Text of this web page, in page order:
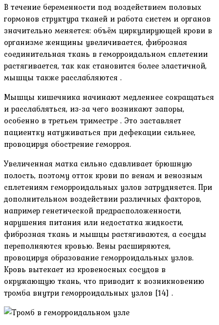
В течение беременности под воздействием половых
гормонов структура тканей и работа систем и органов
значительно меняется: объём циркулирующей крови в
организме женщины увеличивается, фиброзная
соединительная ткань в геморроидальном сплетении
растягивается, так как становится более эластичной,
мышцы также расслабляются .
Мышцы кишечника начинают медленнее сокращаться
и расслабляться, из-за чего возникают запоры,
особенно в третьем триместре . Это заставляет
пациентку натуживаться при дефекации сильнее,
провоцируя обострение геморроя.
Увеличенная матка сильно сдавливает брюшную
полость, поэтому отток крови по венам и венозным
сплетениям геморроидальных узлов затрудняется. При
дополнительном воздействии различных факторов,
например генетической предрасположенности,
нарушения питания или недостатка жидкости,
фиброзная ткань и мышцы растягиваются, а сосуды
переполняются кровью. Вены расширяются,
провоцируя образование геморроидальных узлов.
Кровь вытекает из кровеносных сосудов в
окружающую ткань, что приводит к возникновению
тромба внутри геморроидальных узлов [14] .